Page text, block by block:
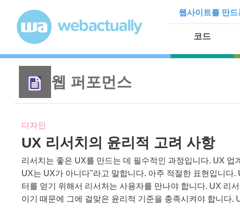
웹사이트를 만
코드
웹 퍼포먼스
디자인
UX 리서치의 윤리적 고려 사항
리서치는 좋은 UX를 만드는 데 필수적인 과정입니다. UX 업
UX는 UX가 아니다"라고 말합니다. 아주 적절한 표현입니다.
터를 얻기 위해서 리서처는 사용자를 만나야 합니다. UX 리
이기 때문에 그에 걸맞은 윤리적 기준을 충족시켜야 합니다.